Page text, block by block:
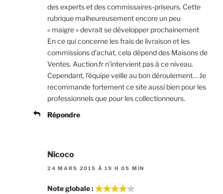
des experts et des commissaires-priseurs. Cette
rubrique malheureusement encore un peu
« maigre » devrait se développer prochainement
En ce qui concerne les frais de livraison et les
commissions d’achat, cela dépend des Maisons de
Ventes. Auction.fr n’intervient pas à ce niveau.
Cependant, l’équipe veille au bon déroulement… Je
recommande fortement ce site aussi bien pour les
professionnels que pour les collectionneurs.
Répondre
Nicoco
24 MARS 2015 À 19 H 05 MIN
Note globale :